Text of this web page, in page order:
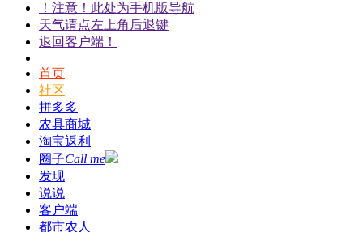
！注意！此处为手机版导航
天气请点左上角后退键
退回客户端！
首页
社区
拼多多
农具商城
淘宝返利
圈子Call me
发现
说说
客户端
都市农人